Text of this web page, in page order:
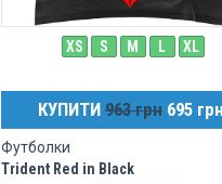
XS S M L XL
КУПИТИ 963 грн 695
Футболки
Trident Red in Black